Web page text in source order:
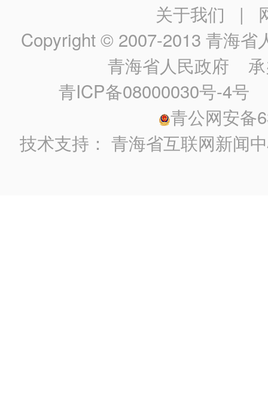
关于我们 |
Copyright © 2007-2013 青海省
青海省人民政府 承
青ICP备08000030号-4号
青公网安备
技术支持：青海省互联网新闻